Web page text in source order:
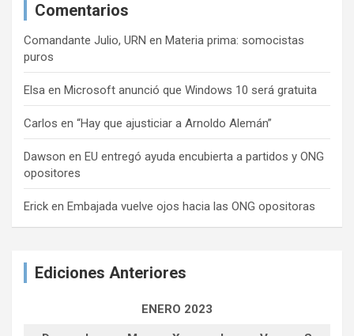
Comentarios
Comandante Julio, URN en Materia prima: somocistas
puros
Elsa en Microsoft anunció que Windows 10 será gratuita
Carlos en “Hay que ajusticiar a Arnoldo Alemán”
Dawson en EU entregó ayuda encubierta a partidos y ONG
opositores
Erick en Embajada vuelve ojos hacia las ONG opositoras
Ediciones Anteriores
ENERO 2023